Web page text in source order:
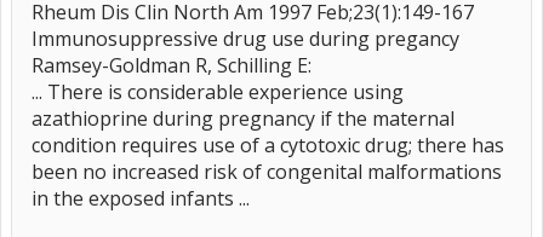
Rheum Dis Clin North Am 1997 Feb;23(1):149-167
Immunosuppressive drug use during pregancy
Ramsey-Goldman R, Schilling E:
... There is considerable experience using
azathioprine during pregnancy if the maternal
condition requires use of a cytotoxic drug; there has
been no increased risk of congenital malformations
in the exposed infants ...